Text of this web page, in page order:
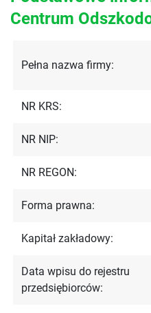
Centrum
Pełna nazwa firmy:
NR KRS:
NR NIP:
NR REGON:
Forma prawna:
Kapitał zakładowy:
Data wpisu do rejestru
przedsiębiorców: